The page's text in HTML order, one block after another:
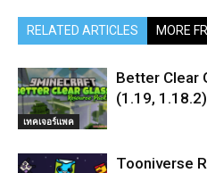
RELATED ARTICLES MORE
เทคเจอร์แพค
Better Clear
(1.19,
Tooniverse